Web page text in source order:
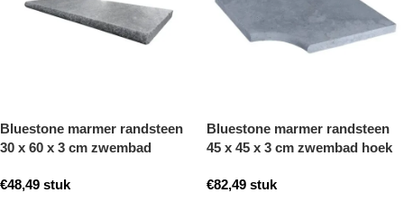
Bluestone marmer randsteen
30 x 60 x 3 cm zwembad
€48,49 stuk
Bluestone marmer randsteen
45 x 45 x 3 cm zwembad hoek
€82,49 stuk